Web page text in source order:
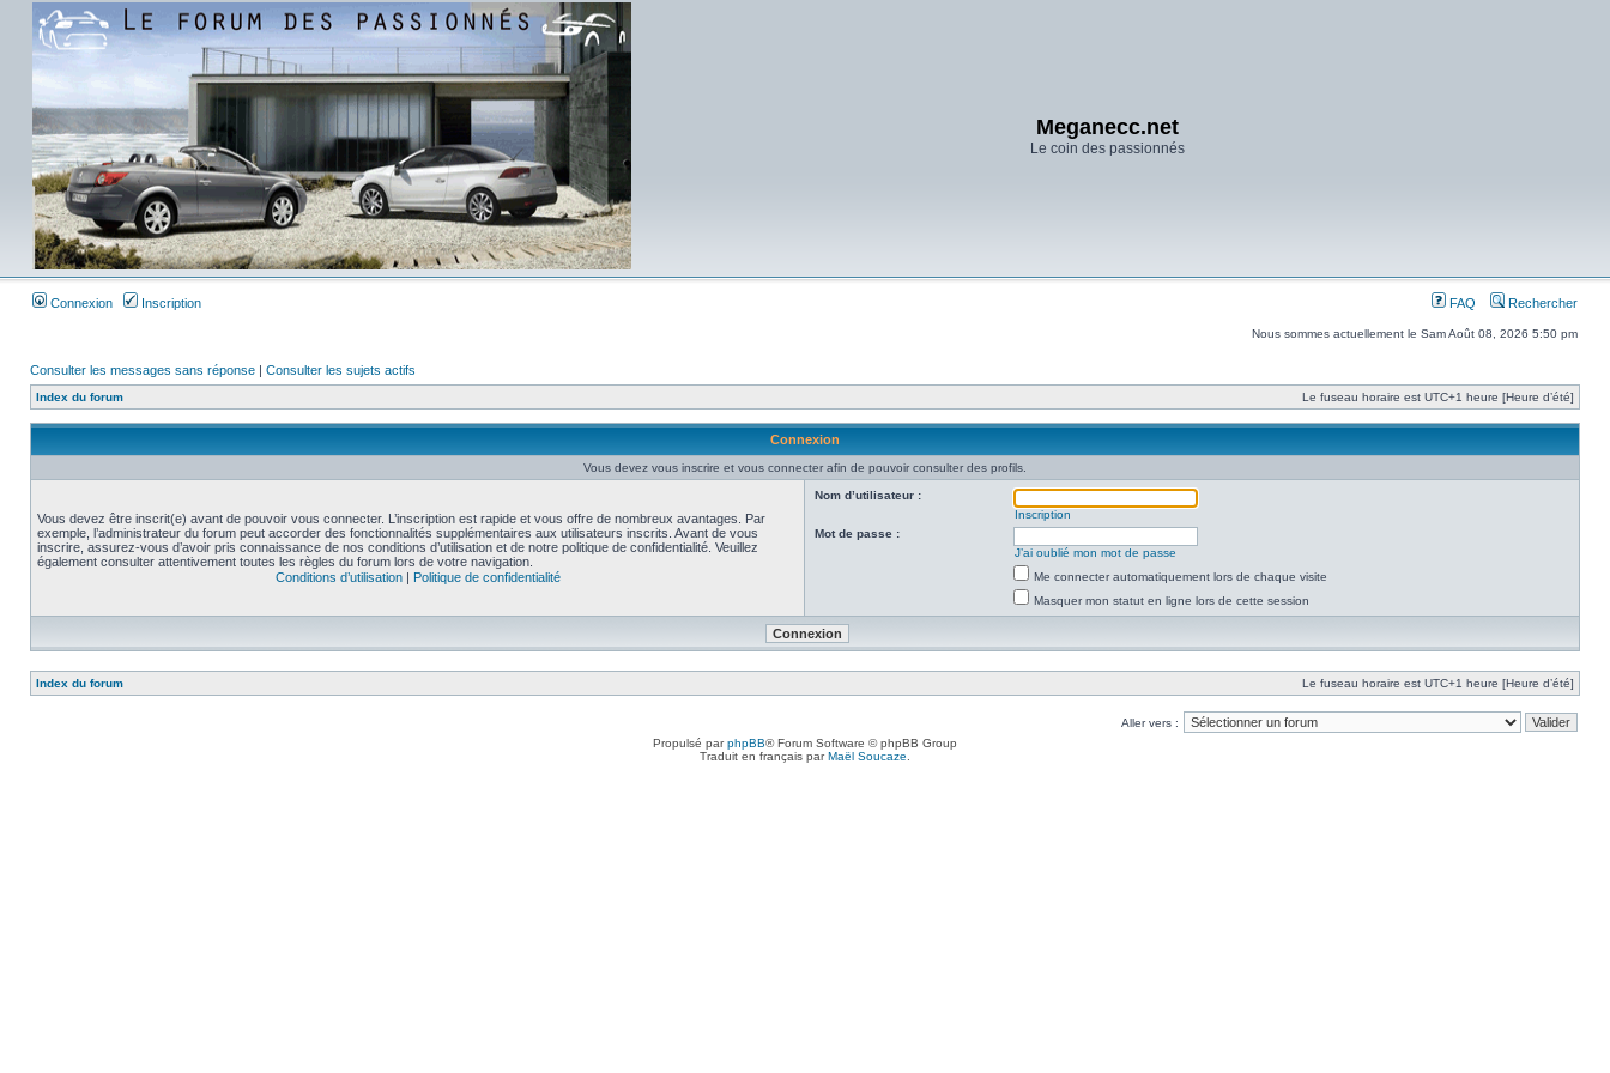
Meganecc.net
Le coin des passionnés
Connexion Inscription FAQ Rechercher
Nous sommes actuellement le Sam Août 08, 2026 5:50 pm
Consulter les messages sans réponse | Consulter les sujets actifs
Index du forum Le fuseau horaire est UTC+1 heure [Heure d’été]
Connexion
Vous devez vous inscrire et vous connecter afin de pouvoir consulter des profils.
Vous devez être inscrit(e) avant de pouvoir vous connecter. L’inscription est rapide et vous offre de nombreux avantages. Par
exemple, l’administrateur du forum peut accorder des fonctionnalités supplémentaires aux utilisateurs inscrits. Avant de vous
inscrire, assurez-vous d’avoir pris connaissance de nos conditions d’utilisation et de notre politique de confidentialité. Veuillez
également consulter attentivement toutes les règles du forum lors de votre navigation.
Conditions d’utilisation| Politique de confidentialité
Nom d’utilisateur :
Inscription
Mot de passe :
J’ai oublié mon mot de passe
Me connecter automatiquement lors de chaque visite
Masquer mon statut en ligne lors de cette session
Index du forum Le fuseau horaire est UTC+1 heure [Heure d’été]
Aller vers :
Propulsé parphpBB® Forum Software © phpBB Group
Traduit en français parMaël Soucaze